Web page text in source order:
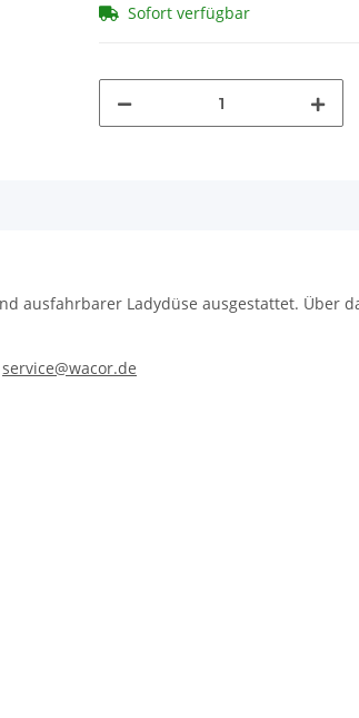
Sofort verfügbar
ausfahrbarer Ladydüse ausgestattet. Über
service@wacor.de